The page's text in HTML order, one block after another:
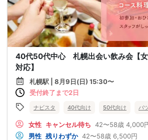
40代50代中心 札幌出会い飲み会【女
対応】
札幌駅 | 8月9日(日) 15:30〜
受付終了まで2日
ナビスタ 40代向け 50代向け バ
女性 キャンセル待ち 42〜58歳 4,000
男性 残りわずか 42〜58歳 6,500円